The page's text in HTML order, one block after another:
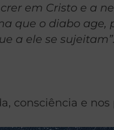
em Cristo e a
que o diabo
a ele se sujeitam”.
consciência e